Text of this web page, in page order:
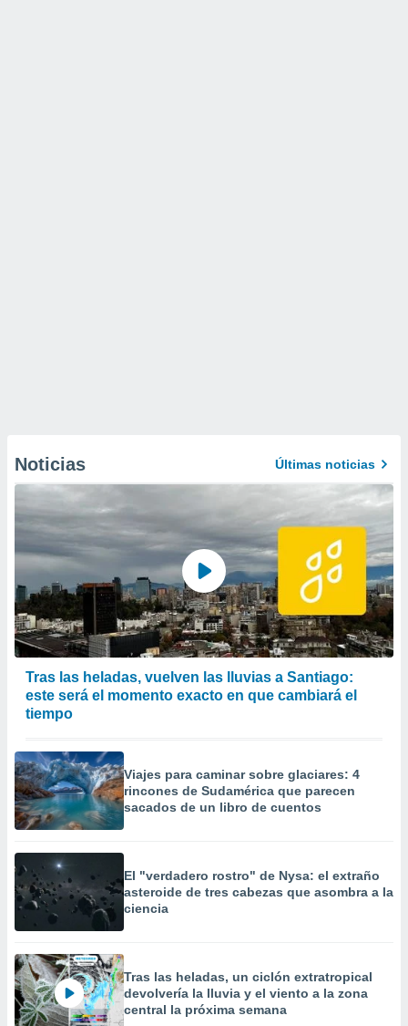
Noticias Últimas noticias
Tras las heladas, vuelven las lluvias a Santiago:
este será el momento exacto en que cambiará el
tiempo
Viajes para caminar sobre glaciares: 4
rincones de Sudamérica que parecen
sacados de un libro de cuentos
El "verdadero rostro" de Nysa: el extraño
asteroide de tres cabezas que asombra a la
ciencia
Tras las heladas, un ciclón extratropical
devolvería la lluvia y el viento a la zona
central la próxima semana